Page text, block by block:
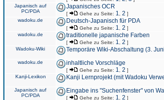
Japanisch auf
PC/PDA
Japanisches OCR
[ Gehe zu Seite: 1 2 ]
wadoku.de Deutsch-Japanisch für PDA
[ Gehe zu Seite: 1 2 ]
wadoku.de traditionelle japanische Farben
[ Gehe zu Seite: 1 2 ]
Wadoku-Wiki Temporäre Wiki-Abschaltung (3.
wadoku.de inhaltliche Vorschläge
[ Gehe zu Seite: 1 2 ]
Kanji-Lexikon Kanji Lernprojekt (mit Wadoku
Japanisch auf
PC/PDA
Eingabe ins "Suchenfenster" von
[ Gehe zu Seite: 1 2 ]